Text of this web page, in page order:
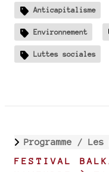
Anticapitalisme
Environnement
Luttes sociales
Programme /
FESTIVAL